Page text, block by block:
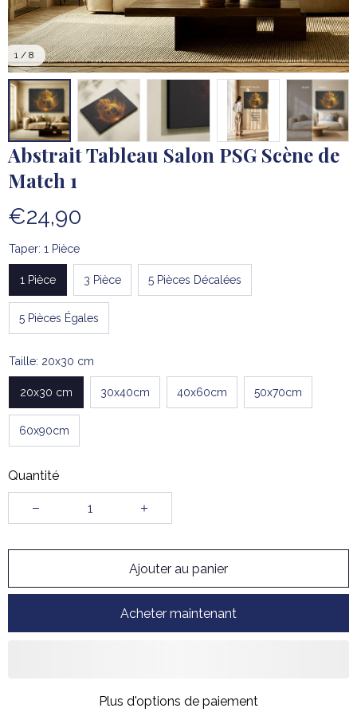
1 / 8
Abstrait Tableau Salon PSG Scène de
Match 1
€24,90
Taper: 1 Pièce
1 Pièce 3 Pièce 5 Pièces Décalées
5 Pièces Égales
Taille: 20x30 cm
20x30 cm 30x40cm 40x60cm 50x70cm
60x90cm
Quantité
Ajouter au panier
Acheter maintenant
Plus d'options de paiement